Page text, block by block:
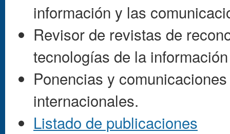
información y las
Revisor de revistas de
tecnologías de la
Ponencias y
internacionales.
Listado de publicaciones